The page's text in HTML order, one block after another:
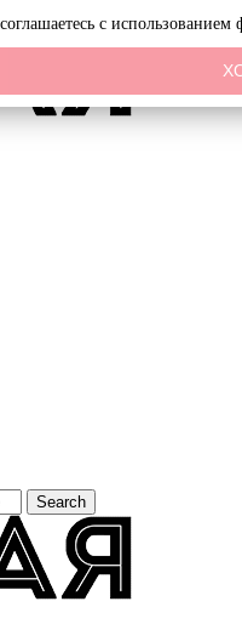
Search
с использованием